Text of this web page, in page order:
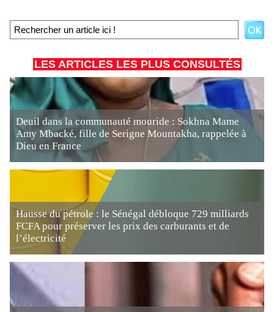
LES ARTICLES LES PLUS CONSULTÉS
Deuil dans la communauté mouride : Sokhna Mame
Amy Mbacké, fille de Serigne Mountakha, rappelée à
Dieu en France
Hausse du pétrole : le Sénégal débloque 729 milliards
FCFA pour préserver les prix des carburants et de
l’électricité